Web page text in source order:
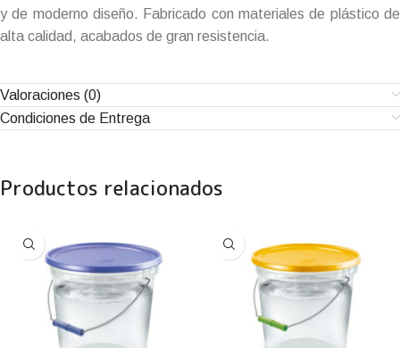
y de moderno diseño. Fabricado con materiales de plástico de
alta calidad, acabados de gran resistencia.
Valoraciones (0)
Condiciones de Entrega
Productos relacionados